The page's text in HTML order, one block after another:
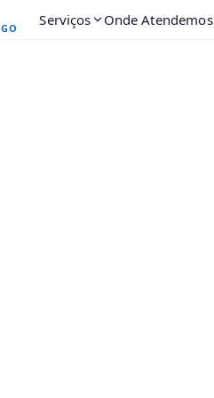
GO Serviços Onde Atendemos